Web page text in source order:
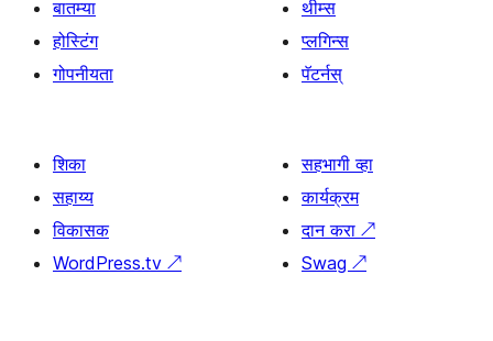
बातम्या
होस्टिंग
गोपनीयता
थीम्स
प्लगिन्स
पॅटर्नस्
शिका
सहाय्य
विकासक
WordPress.tv ↗
सहभागी व्हा
कार्यक्रम
दान करा ↗
Swag ↗